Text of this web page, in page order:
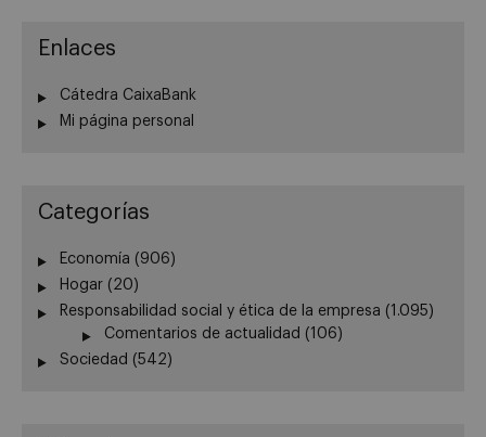
Enlaces
Cátedra CaixaBank
Mi página personal
Categorías
Economía (906)
Hogar (20)
Responsabilidad social y ética de la empresa (1.095)
Comentarios de actualidad (106)
Sociedad (542)